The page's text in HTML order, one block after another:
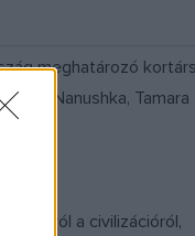
meghatározó kortárs
Nanushka, Tamara
arról a civilizációról,